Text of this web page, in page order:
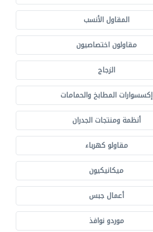
المقاول الأنسب
مقاولون اختصاصيون
الزجاج
إكسسوارات المطابخ والحمامات
أنظمة ومنتجات الجدران
مقاولو كهرباء
ميكانيكيون
أعمال جبس
موردو نوافذ